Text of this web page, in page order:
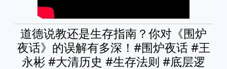
道德说教还是生存指南？你对《围炉
夜话》的误解有多深！#围炉夜话 #王
永彬 #大清历史 #生存法则 #底层逻